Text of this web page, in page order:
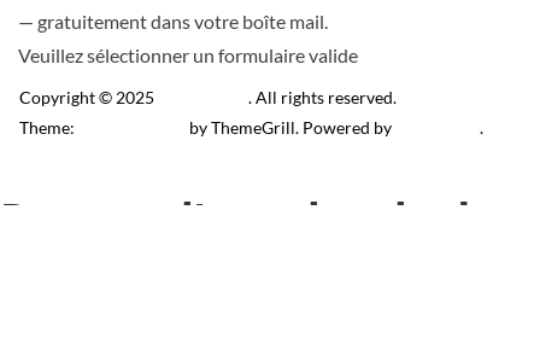
— gratuitement dans votre boîte mail.
Veuillez sélectionner un formulaire valide
Copyright © 2025
. All rights reserved.
Theme:
by ThemeGrill. Powered by .
Recevez l’actu locale de